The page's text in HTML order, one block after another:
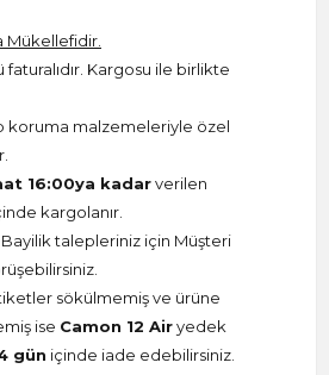
Mükellefidir.
Kargosu ile birlikte
koruma malzemeleriyle özel
16:00ya kadarverilen
kargolanır.
talepleriniz için Müşteri
sökülmemiş ve ürüne
ise Camon 12 Airyedek
gün içinde iade edebilirsiniz.